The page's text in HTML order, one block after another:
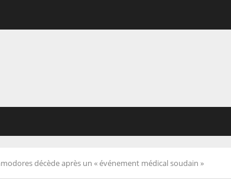
décède après un « événement médical soudain »